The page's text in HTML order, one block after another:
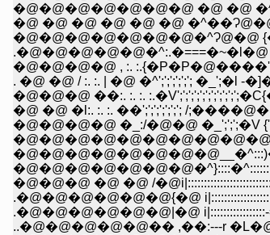
�@�@�@�@�@�@�@�^Ɂ@�@
�@�@�@�@ , :.
�@�@�@ ��:. :. :.
�@ �@ �l:. :. :. ��';';';';';';'; /
�@�@�@�@ �_:/�@�@
�@�@�@ �@ �@ /
.�@�@�@�@�@�@{�@
.�@�@�@�@�@�@|�@
..�@�@�@�@�@�� ,��:---r